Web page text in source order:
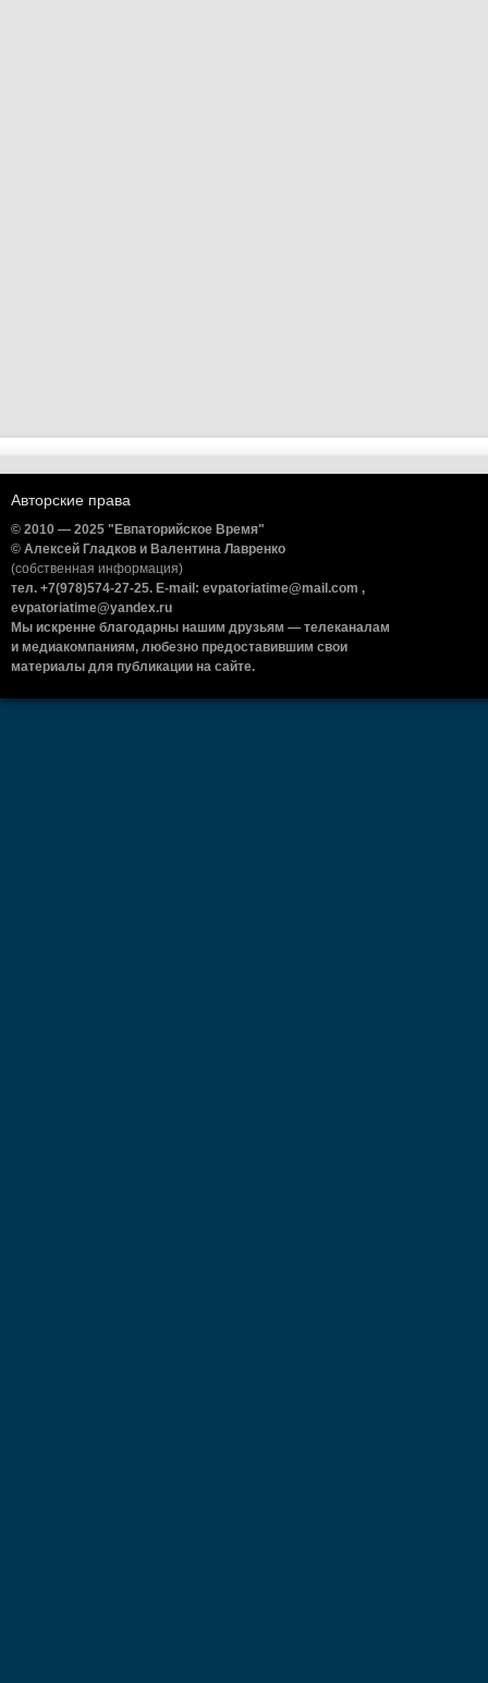
Авторские права
© 2010 — 2025 "Евпаторийское Время"
© Алексей Гладков и Валентина Лавренко
(собственная информация)
тел. +7(978)574-27-25. E-mail: evpatoriatime@mail.com ,
evpatoriatime@yandex.ru
Мы искренне благодарны нашим друзьям — телеканалам
и медиакомпаниям, любезно предоставившим свои
материалы для публикации на сайте.